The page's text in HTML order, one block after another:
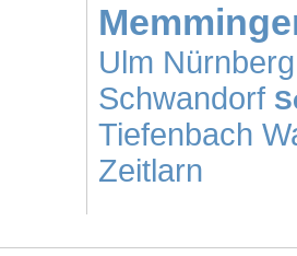
Ulm Nürnberg
Schwandorf
Tiefenbach
Zeitlarn